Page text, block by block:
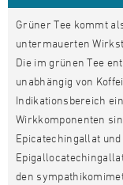
Grüner Tee kommt
untermauerten
Die im grünen Tee
unabhängig von
Indikationsbereich
Wirkkomponenten
Epicatechingallat
den